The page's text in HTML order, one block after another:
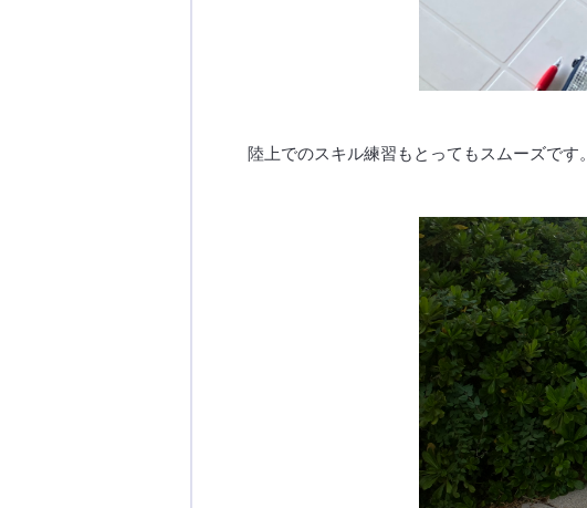
陸上でのスキル練習もとってもスムーズです。